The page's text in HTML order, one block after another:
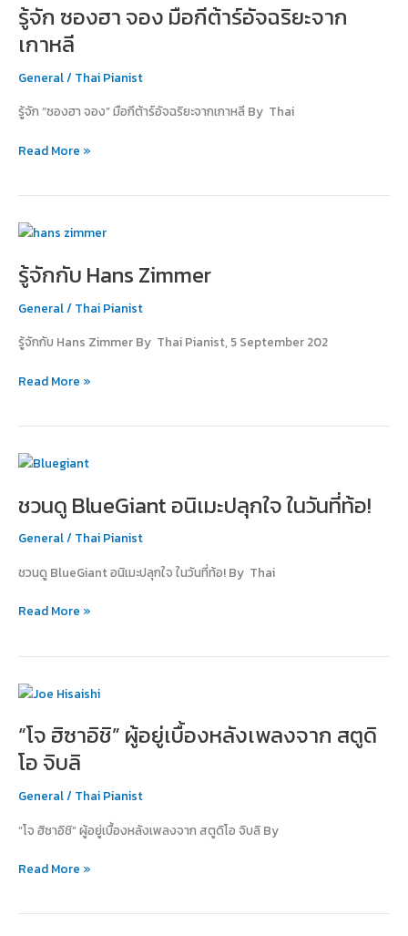
Garner)
รู้จัก ซองฮา จอง มือกีต้าร์อัจฉริยะจาก
เกาหลี
General/ Thai Pianist
รู้จัก “ซองฮา จอง” มือกีต้าร์อัจฉริยะจากเกาหลี By Thai
ฮา
จอง
มือ
กีต้าร์
จาก
Read More »
รู้จักกับ Hans Zimmer
General/ Thai Pianist
รู้จักกับ Hans Zimmer By Thai Pianist, 5 September 202
รู้จัก
Hans
Zimmer
Read More »
ชวนดู BlueGiant อนิเมะปลุกใจ ในวันที่ท้อ!
General/ Thai Pianist
ชวนดู BlueGiant อนิเมะปลุกใจ ในวันที่ท้อ! By Thai
ชวน
BlueGiant
นิ
ปลุกใจ
วัน
ท้อ!
Read More »
“โจ ฮิซาอิชิ” ผู้อยู่เบื้องหลังเพลงจาก สตูดิ
โอ จิบลิ
General/ Thai Pianist
“โจ ฮิซาอิชิ” ผู้อยู่เบื้องหลังเพลงจาก สตูดิโอ จิบลิ By
“โจ
ซา
อิชิ”
ผู้
อยู่
หลัง
จาก
ดิโอ
Read More »